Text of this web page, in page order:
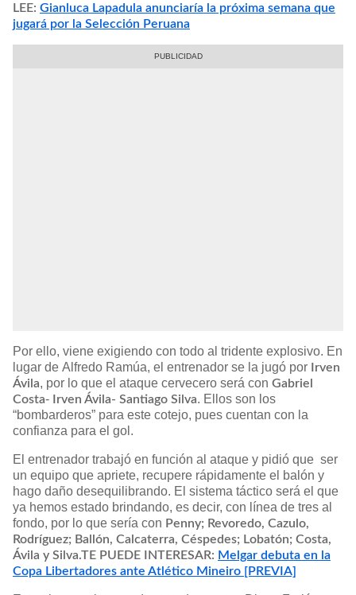
LEE: Gianluca Lapadula anunciaría la próxima semana que
jugará por la Selección Peruana
Por ello, viene exigiendo con todo al tridente explosivo. En
lugar de Alfredo Ramúa, el entrenador se la jugó por Irven
Ávila, por lo que el ataque cervecero será con Gabriel
Costa- Irven Ávila- Santiago Silva. Ellos son los
“bombarderos” para este cotejo, pues cuentan con la
confianza para el gol.
El entrenador trabajó en función al ataque y pidió que ser
un equipo que apriete, recupere rápidamente el balón y
hago daño desequilibrando. El sistema táctico será el que
ya hemos estado brindando, es decir, con línea de tres al
fondo, por lo que sería con Penny; Revoredo, Cazulo,
Rodríguez; Ballón, Calcaterra, Céspedes; Lobatón; Costa,
Ávila y Silva.TE PUEDE INTERESAR: Melgar debuta en la
Copa Libertadores ante Atlético Mineiro [PREVIA]